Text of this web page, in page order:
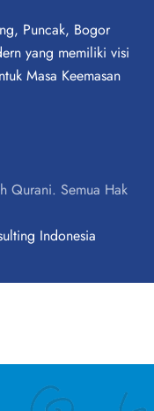
Puncak, Bogor
yang memiliki visi
Masa Keemasan
Qurani. Semua Hak
Indonesia